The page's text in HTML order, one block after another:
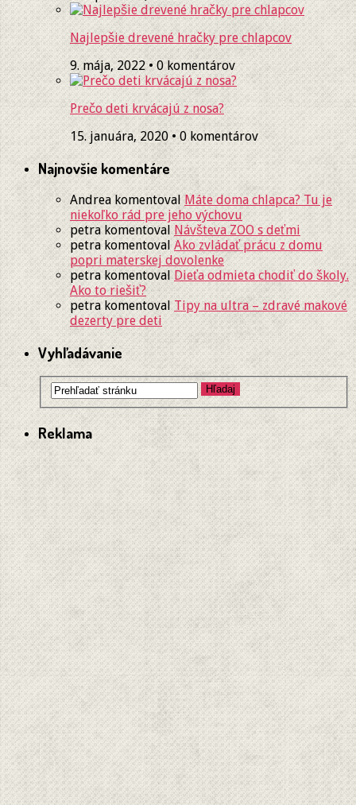
Najlepšie drevené hračky pre chlapcov
9. mája, 2022 • 0 komentárov
Prečo deti krvácajú z nosa?
15. januára, 2020 • 0 komentárov
Najnovšie komentáre
Andrea komentovalMáte doma chlapca? Tu je
niekoľko rád pre jeho výchovu
petrakomentovalNávšteva ZOO s deťmi
petrakomentovalAko zvládať prácu z domu
popri materskej dovolenke
petra komentovalDieťa odmieta chodiť do školy.
Ako to riešiť?
petrakomentoval Tipy na ultra – zdravé makové
dezerty pre deti
Vyhľadávanie
Reklama